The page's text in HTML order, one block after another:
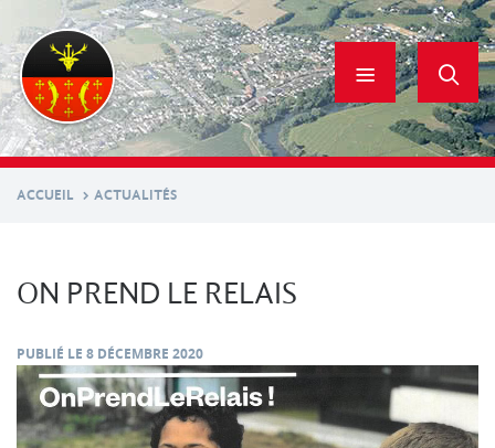
contenu
principal
ACCUEIL ACTUALITÉS
ON PREND LE RELAIS
PUBLIÉ LE 8 DÉCEMBRE 2020